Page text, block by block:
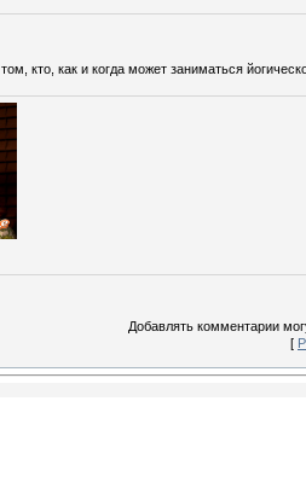
кто, как и когда может заниматься
Добавлять комментарии
[